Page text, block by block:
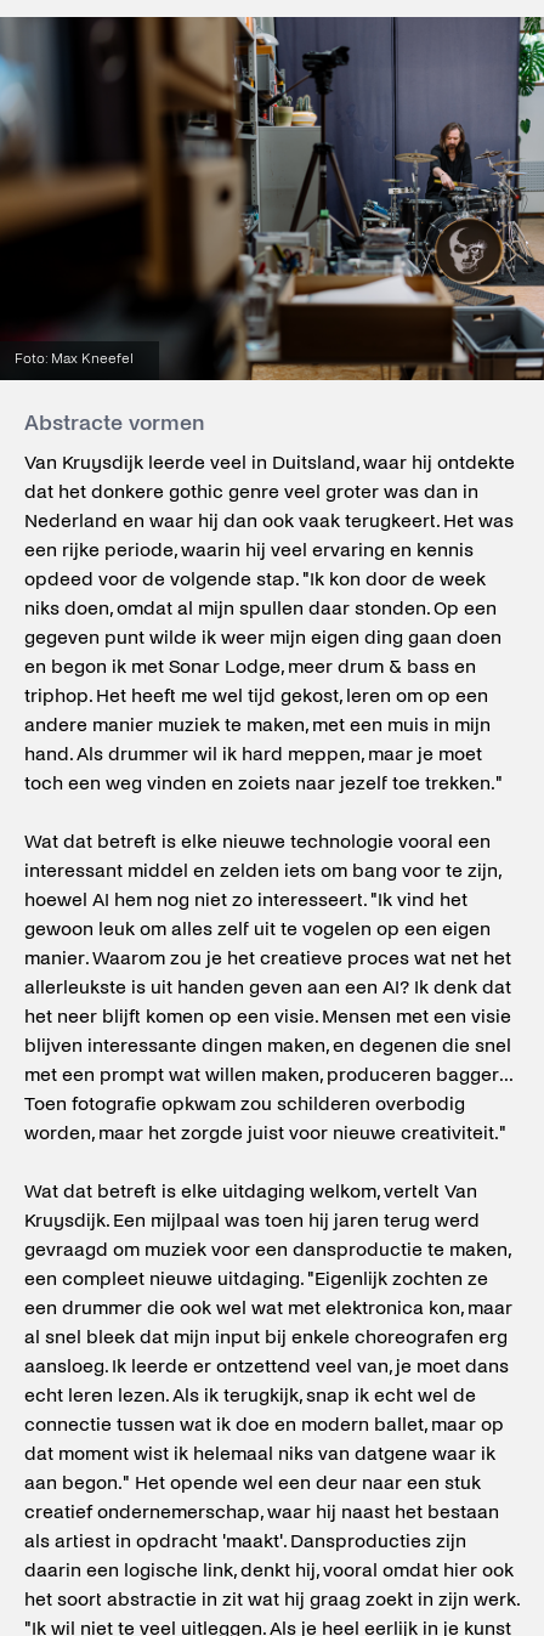
Foto: Max Kneefel
Abstracte vormen
Van Kruysdijk leerde veel in Duitsland, waar hij ontdekte
dat het donkere gothic genre veel groter was dan in
Nederland en waar hij dan ook vaak terugkeert. Het was
een rijke periode, waarin hij veel ervaring en kennis
opdeed voor de volgende stap. "Ik kon door de week
niks doen, omdat al mijn spullen daar stonden. Op een
gegeven punt wilde ik weer mijn eigen ding gaan doen
en begon ik met Sonar Lodge, meer drum & bass en
triphop. Het heeft me wel tijd gekost, leren om op een
andere manier muziek te maken, met een muis in mijn
hand. Als drummer wil ik hard meppen, maar je moet
toch een weg vinden en zoiets naar jezelf toe trekken."
Wat dat betreft is elke nieuwe technologie vooral een
interessant middel en zelden iets om bang voor te zijn,
hoewel AI hem nog niet zo interesseert. "Ik vind het
gewoon leuk om alles zelf uit te vogelen op een eigen
manier. Waarom zou je het creatieve proces wat net het
allerleukste is uit handen geven aan een AI? Ik denk dat
het neer blijft komen op een visie. Mensen met een visie
blijven interessante dingen maken, en degenen die snel
met een prompt wat willen maken, produceren bagger...
Toen fotografie opkwam zou schilderen overbodig
worden, maar het zorgde juist voor nieuwe creativiteit."
Wat dat betreft is elke uitdaging welkom, vertelt Van
Kruysdijk. Een mijlpaal was toen hij jaren terug werd
gevraagd om muziek voor een dansproductie te maken,
een compleet nieuwe uitdaging. "Eigenlijk zochten ze
een drummer die ook wel wat met elektronica kon, maar
al snel bleek dat mijn input bij enkele choreografen erg
aansloeg. Ik leerde er ontzettend veel van, je moet dans
echt leren lezen. Als ik terugkijk, snap ik echt wel de
connectie tussen wat ik doe en modern ballet, maar op
dat moment wist ik helemaal niks van datgene waar ik
aan begon." Het opende wel een deur naar een stuk
creatief ondernemerschap, waar hij naast het bestaan
als artiest in opdracht 'maakt'. Dansproducties zijn
daarin een logische link, denkt hij, vooral omdat hier ook
het soort abstractie in zit wat hij graag zoekt in zijn werk.
"Ik wil niet te veel uitleggen. Als je heel eerlijk in je kunst